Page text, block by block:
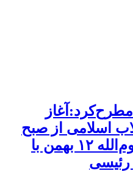
اسلامی از صبح
فردا/برگزاری مراسم یوم‌الله ۱۲ بهمن با
رئیسی